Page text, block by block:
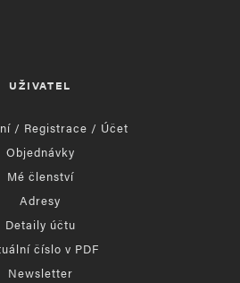
UŽIVATEL
/ Registrace / Účet
Objednávky
Mé členství
Adresy
Detaily účtu
číslo v PDF
Newsletter